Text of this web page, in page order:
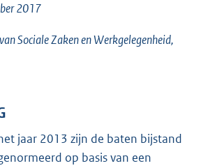
2017
Sociale Zaken en Werkgelegenheid,
jaar 2013 zijn de baten bijstand
op basis van een